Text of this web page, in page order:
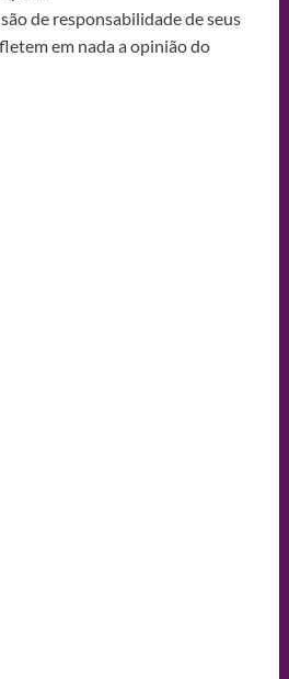
de responsabilidade de seus
em nada a opinião do